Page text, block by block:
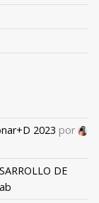
2023 por
DE